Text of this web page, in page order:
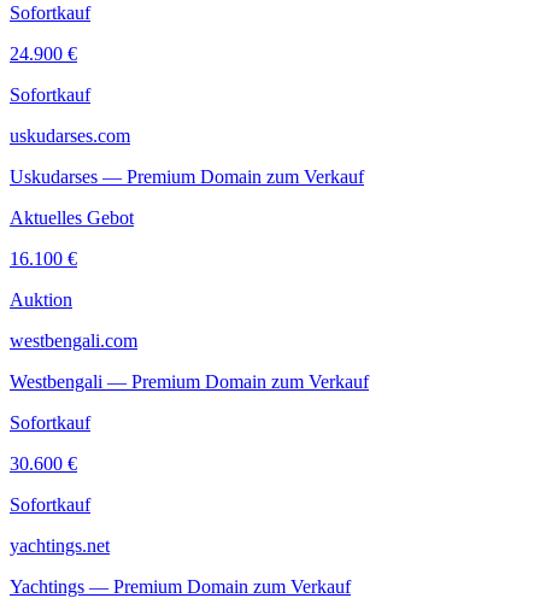
Sofortkauf
24.900 €
Sofortkauf
uskudarses.com
Uskudarses — Premium Domain zum Verkauf
Aktuelles Gebot
16.100 €
Auktion
westbengali.com
Westbengali — Premium Domain zum Verkauf
Sofortkauf
30.600 €
Sofortkauf
yachtings.net
Yachtings — Premium Domain zum Verkauf